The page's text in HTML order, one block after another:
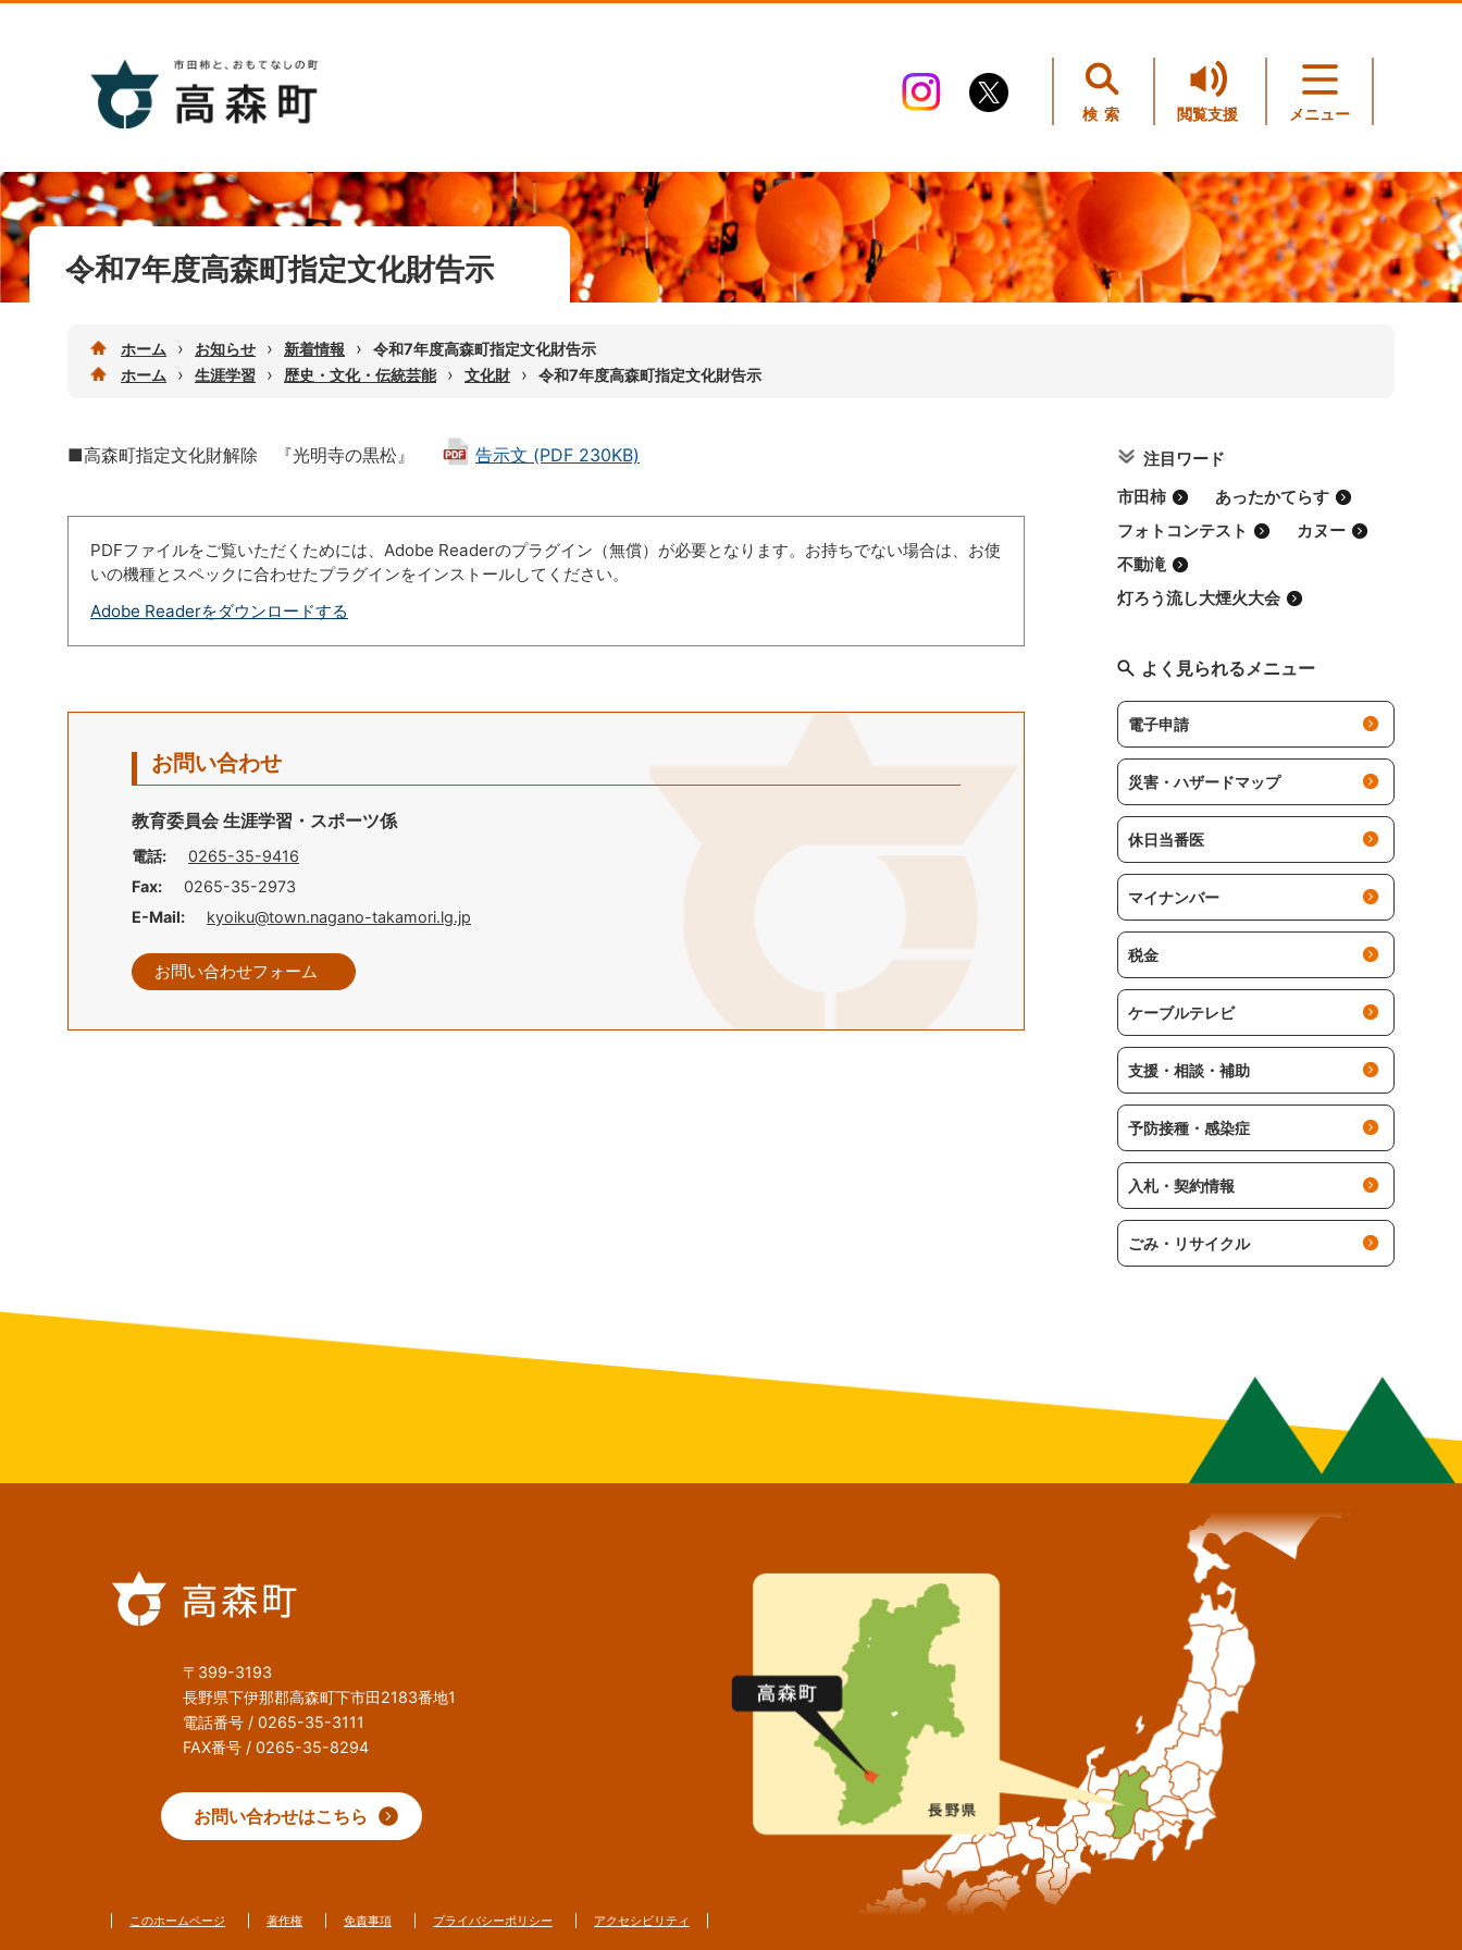
検索 閲覧支援 メニュー
令和7年度高森町指定文化財告示
ホーム › お知らせ › 新着情報 ›
令和7年度高森町指定文化財告示
ホーム
› 生涯学習 › 歴史・文化・伝統芸能 › 文化財 › 令和7年度高森町指定文化財告示
■高森町指定文化財解除 『光明寺の黒松』 告示文 (PDF 230KB)
PDFファイルをご覧いただくためには、Adobe Readerのプラグイン（無償）が必要となります。お持ちでない場合は、お使
いの機種とスペックに合わせたプラグインをインストールしてください。
Adobe Readerをダウンロードする
お問い合わせ
教育委員会 生涯学習・スポーツ係
電話:
0265-35-9416
Fax:
0265-35-2973
E-Mail:
kyoiku@town.nagano-takamori.lg.jp
お問い合わせフォーム
注目ワード
市田柿
あったかてらす
フォトコンテスト
カヌー
不動滝
灯ろう流し大煙火大会
よく見られるメニュー
電子申請
災害・ハザードマップ
休日当番医
マイナンバー
税金
ケーブルテレビ
支援・相談・補助
予防接種・感染症
入札・契約情報
ごみ・リサイクル
〒399-3193
長野県下伊那郡高森町下市田2183番地1
電話番号 / 0265-35-3111
FAX番号 / 0265-35-8294
お問い合わせはこちら
このホームページ 著作権 免責事項 プライバシーポリシー アクセシビリティ